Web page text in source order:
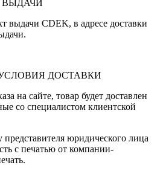
ВЫДАЧИ
выдачи CDEK, в адресе доставки
ДОСТАВКИ
на сайте, товар будет доставлен
со специалистом клиентской
юридического лица
с печатью от компании-